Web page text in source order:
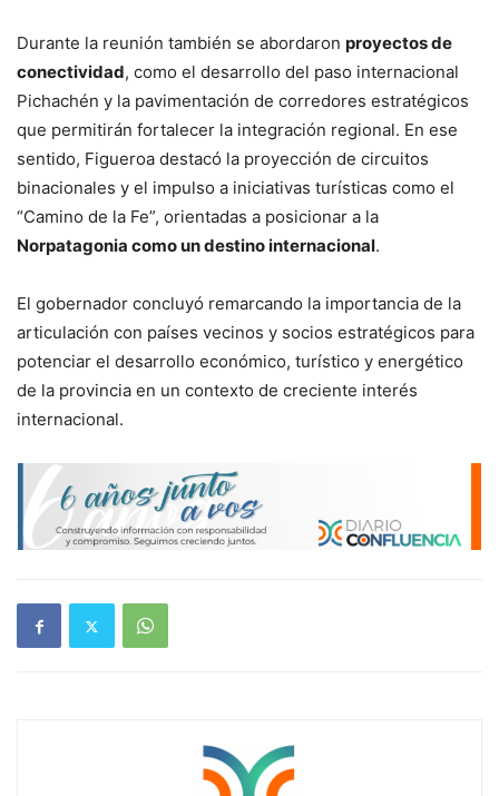
Durante la reunión también se abordaron proyectos de
conectividad, como el desarrollo del paso internacional
Pichachén y la pavimentación de corredores estratégicos
que permitirán fortalecer la integración regional. En ese
sentido, Figueroa destacó la proyección de circuitos
binacionales y el impulso a iniciativas turísticas como el
“Camino de la Fe”, orientadas a posicionar a la
Norpatagonia como un destino internacional.
El gobernador concluyó remarcando la importancia de la
articulación con países vecinos y socios estratégicos para
potenciar el desarrollo económico, turístico y energético
de la provincia en un contexto de creciente interés
internacional.